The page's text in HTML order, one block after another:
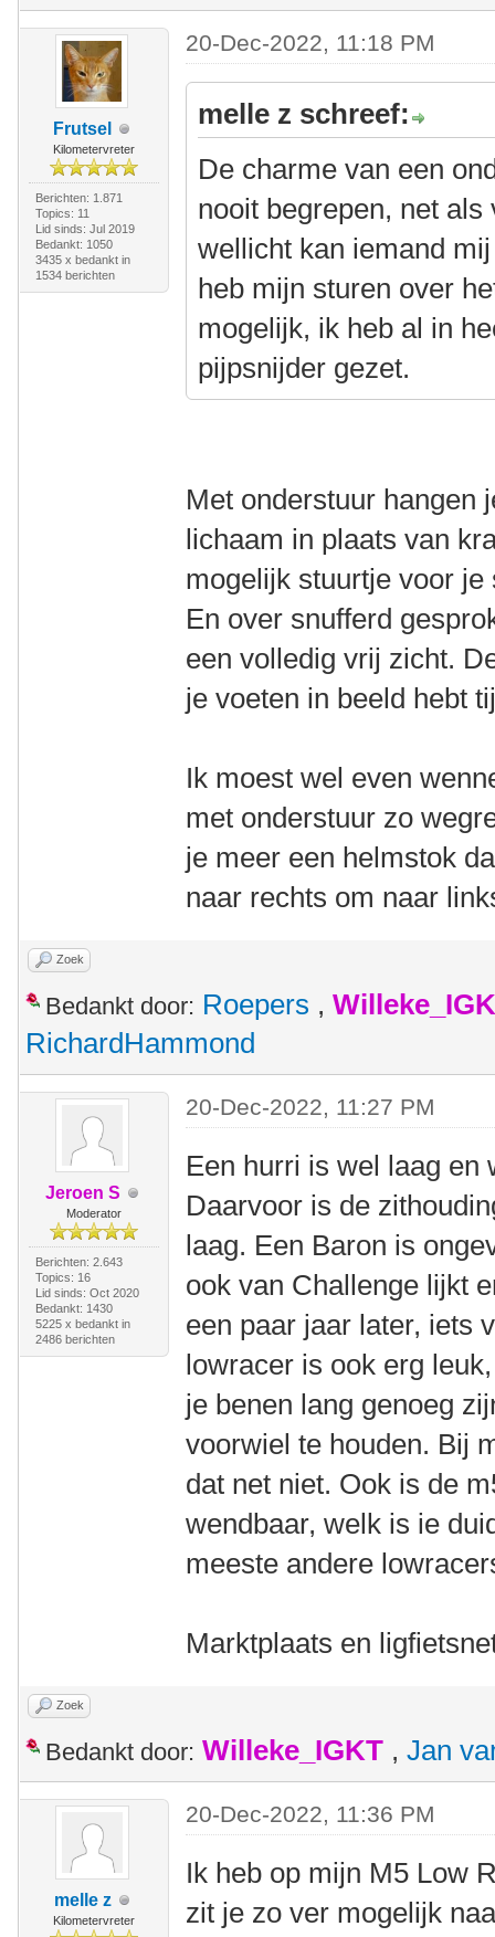
Frutsel
Kilometervreter
Berichten: 1.871
Topics: 11
Lid sinds: Jul 2019
Bedankt: 1050
3435 x bedankt in
1534 berichten
20-Dec-2022, 11:18 PM
melle z schreef:
De charme van een
nooit begrepen, net
wellicht kan iemand
heb mijn sturen over
mogelijk, ik heb al in
pijpsnijder gezet.
Met onderstuur hangen
lichaam in plaats van
mogelijk stuurtje voor
En over snufferd
een volledig vrij zicht.
je voeten in beeld hebt
Ik moest wel even
met onderstuur zo
je meer een helmstok
naar rechts om naar
Zoek
Bedankt door: Roepers ,
RichardHammond
Jeroen S
Moderator
Berichten: 2.643
Topics: 16
Lid sinds: Oct 2020
Bedankt: 1430
5225 x bedankt in
2486 berichten
20-Dec-2022, 11:27 PM
Een hurri is wel laag en
Daarvoor is de
laag. Een Baron is
ook van Challenge lijkt
een paar jaar later, iets
lowracer is ook erg
je benen lang genoeg
voorwiel te houden. Bij
dat net niet. Ook is de
wendbaar, welk is ie
meeste andere
Marktplaats en
Zoek
Bedankt door: Willeke_IGKT , Jan
melle z
Kilometervreter
20-Dec-2022, 11:36 PM
Ik heb op mijn M5 Low
zit je zo ver mogelijk